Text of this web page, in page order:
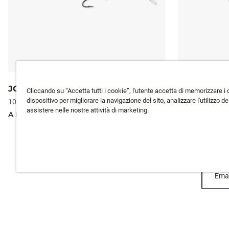
JOINTED®
10 colori
A PARTIRE DA 12,99 €
ORIGINAL
10 colori
Cliccando su “Accetta tutti i cookie”, l'utente accetta di memorizzare i
dispositivo per migliorare la navigazione del sito, analizzare l'utilizzo
assistere nelle nostre attività di marketing.